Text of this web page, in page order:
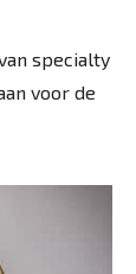
specialty
voor de